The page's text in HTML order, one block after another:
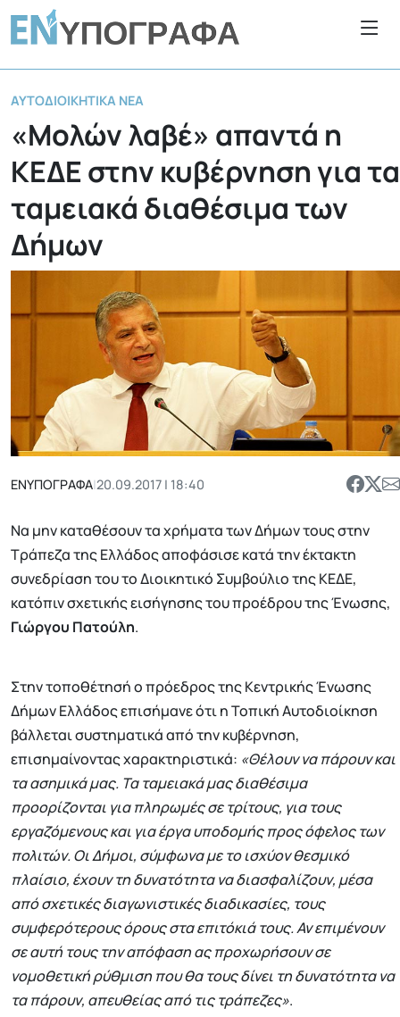
ΑΥΤΟΔΙΟΙΚΗΤΙΚΆ ΝΈΑ
«Μολών λαβέ» απαντά η
ΚΕΔΕ στην κυβέρνηση για τα
ταμειακά διαθέσιμα των
Δήμων
ΕΝΥΠΟΓΡΑΦΑ|20.09.2017 | 18:40
Να μην καταθέσουν τα χρήματα των Δήμων τους στην
Τράπεζα της Ελλάδος αποφάσισε κατά την έκτακτη
συνεδρίαση του το Διοικητικό Συμβούλιο της ΚΕΔΕ,
κατόπιν σχετικής εισήγησης του προέδρου της Ένωσης,
Γιώργου Πατούλη.
Στην τοποθέτησή ο πρόεδρος της Κεντρικής Ένωσης
Δήμων Ελλάδος επισήμανε ότι η Τοπική Αυτοδιοίκηση
βάλλεται συστηματικά από την κυβέρνηση,
επισημαίνοντας χαρακτηριστικά: «Θέλουν να πάρουν και
τα ασημικά μας. Τα ταμειακά μας διαθέσιμα
προορίζονται για πληρωμές σε τρίτους, για τους
εργαζόμενους και για έργα υποδομής προς όφελος των
πολιτών. Οι Δήμοι, σύμφωνα με το ισχύον θεσμικό
πλαίσιο, έχουν τη δυνατότητα να διασφαλίζουν, μέσα
από σχετικές διαγωνιστικές διαδικασίες, τους
συμφερότερους όρους στα επιτόκιά τους. Αν επιμένουν
σε αυτή τους την απόφαση ας προχωρήσουν σε
νομοθετική ρύθμιση που θα τους δίνει τη δυνατότητα να
τα πάρουν, απευθείας από τις τράπεζες».